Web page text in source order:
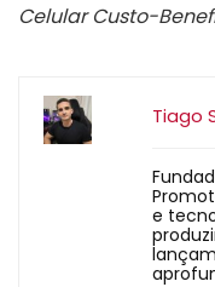
Celular Custo-
Tiago
e